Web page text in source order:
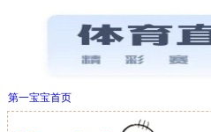
第一宝宝首页